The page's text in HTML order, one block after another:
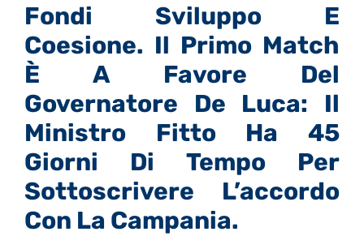
Fondi Sviluppo E
Coesione. Il Primo Match
È A Favore Del
Governatore De Luca: Il
Ministro Fitto Ha 45
Giorni Di Tempo Per
Sottoscrivere L’accordo
Con La Campania.